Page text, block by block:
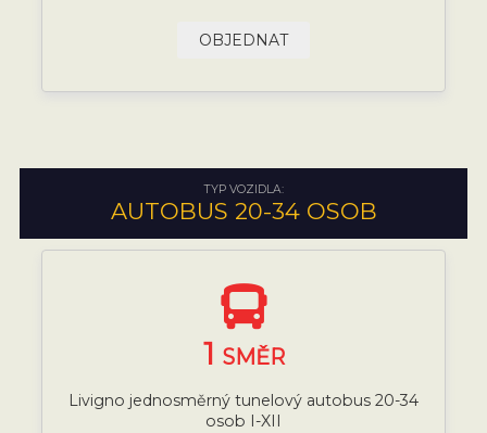
OBJEDNAT
TYP VOZIDLA:
AUTOBUS 20-34 OSOB
1 SMĚR
Livigno jednosměrný tunelový autobus 20-34
osob I-XII